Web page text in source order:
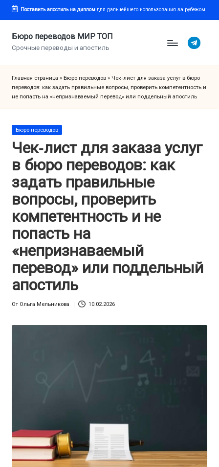
Перейти
содержимому
Поставить апостиль на дипломдля дальнейшего использования за рубежом
Бюро переводов МИР ТОП
Срочные переводы и апостиль
Telegram
Главная страница » Бюро переводов » Чек‑лист для заказа услуг в бюро
переводов: как задать правильные вопросы, проверить компетентность и
не попасть на «непризнаваемый перевод» или поддельный апостиль
Опубликовано
Бюро переводов
Чек‑лист для заказа услуг
в бюро переводов: как
задать правильные
вопросы, проверить
компетентность и не
попасть на
«непризнаваемый
перевод» или поддельный
апостиль
От Ольга Мельникова 10.02.2026